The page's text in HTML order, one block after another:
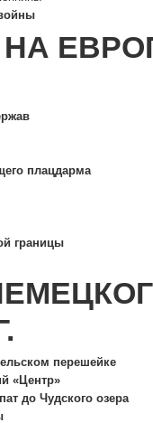
плацдарма
границы
перешейке
«Центр»
до Чудского озера